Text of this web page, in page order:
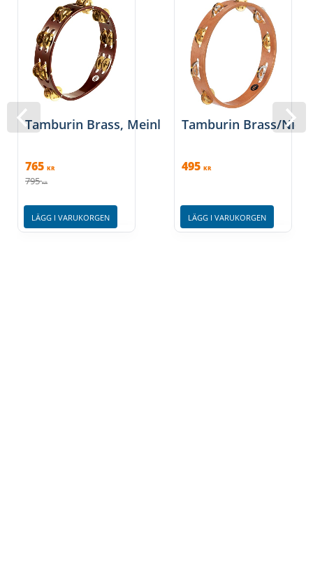
Tamburin Brass, Meinl
765 KR
795 KR
LÄGG I VARUKORGEN
Tamburin Brass/
495 KR
LÄGG I VARUKORGEN